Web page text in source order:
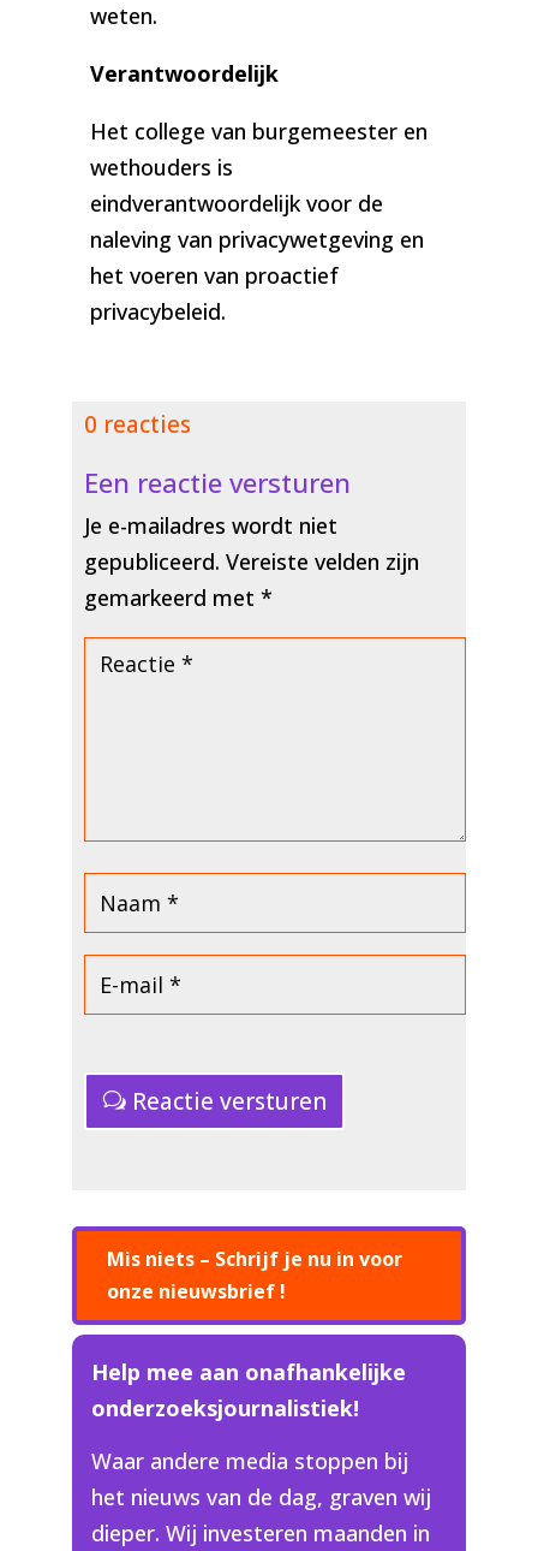
weten.
Verantwoordelijk
Het college van burgemeester en
wethouders is
eindverantwoordelijk voor de
naleving van privacywetgeving en
het voeren van proactief
privacybeleid.
0 reacties
Een reactie versturen
Je e-mailadres wordt niet
gepubliceerd. Vereiste velden zijn
gemarkeerd met *
Reactie versturen
Mis niets – Schrijf je nu in voor
onze nieuwsbrief !
Help mee aan onafhankelijke
onderzoeksjournalistiek!
Waar andere media stoppen bij
het nieuws van de dag, graven wij
dieper. Wij investeren maanden in